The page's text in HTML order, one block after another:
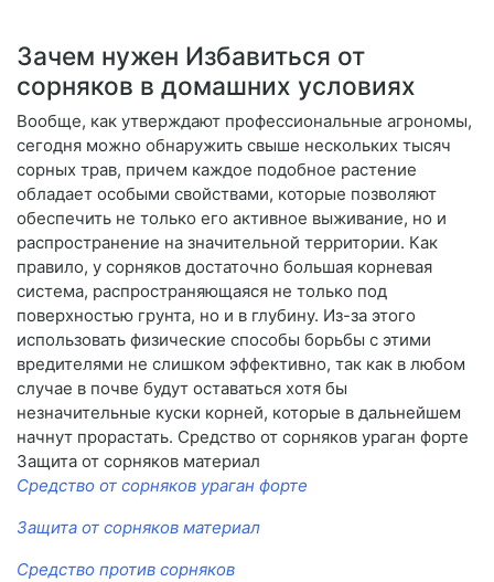
Зачем нужен Избавиться от
сорняков в домашних условиях
Вообще, как утверждают профессиональные агрономы,
сегодня можно обнаружить свыше нескольких тысяч
сорных трав, причем каждое подобное растение
обладает особыми свойствами, которые позволяют
обеспечить не только его активное выживание, но и
распространение на значительной территории. Как
правило, у сорняков достаточно большая корневая
система, распространяющаяся не только под
поверхностью грунта, но и в глубину. Из-за этого
использовать физические способы борьбы с этими
вредителями не слишком эффективно, так как в любом
случае в почве будут оставаться хотя бы
незначительные куски корней, которые в дальнейшем
начнут прорастать. Средство от сорняков ураган форте
Защита от сорняков материал
Средство от сорняков ураган форте
Защита от сорняков материал
Средство против сорняков